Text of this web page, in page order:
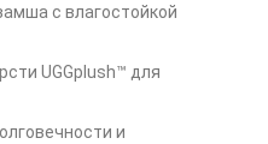
с влагостойкой
UGGplush™ для
и